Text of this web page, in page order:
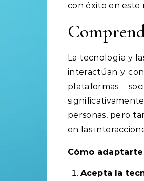
con éxito en
La tecnología y
interactúan y
plataformas
personas, pero
en las
Cómo
Acepta la